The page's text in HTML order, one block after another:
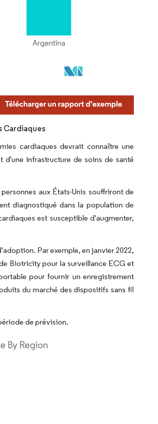
Cardiaques
cardiaques devrait connaître une
d'une infrastructure de soins de santé
aux États-Unis souffriront de
diagnostiqué dans la population de
est susceptible d'augmenter,
Par exemple, en janvier 2022,
Biotricity pour la surveillance ECG et
pour fournir un enregistrement
du marché des dispositifs sans fil
de prévision.